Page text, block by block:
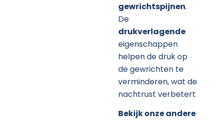
gewrichtspijnen.
De
drukverlagende
eigenschappen
helpen de druk op
de gewrichten te
verminderen, wat de
nachtrust verbetert
Bekijk onze andere